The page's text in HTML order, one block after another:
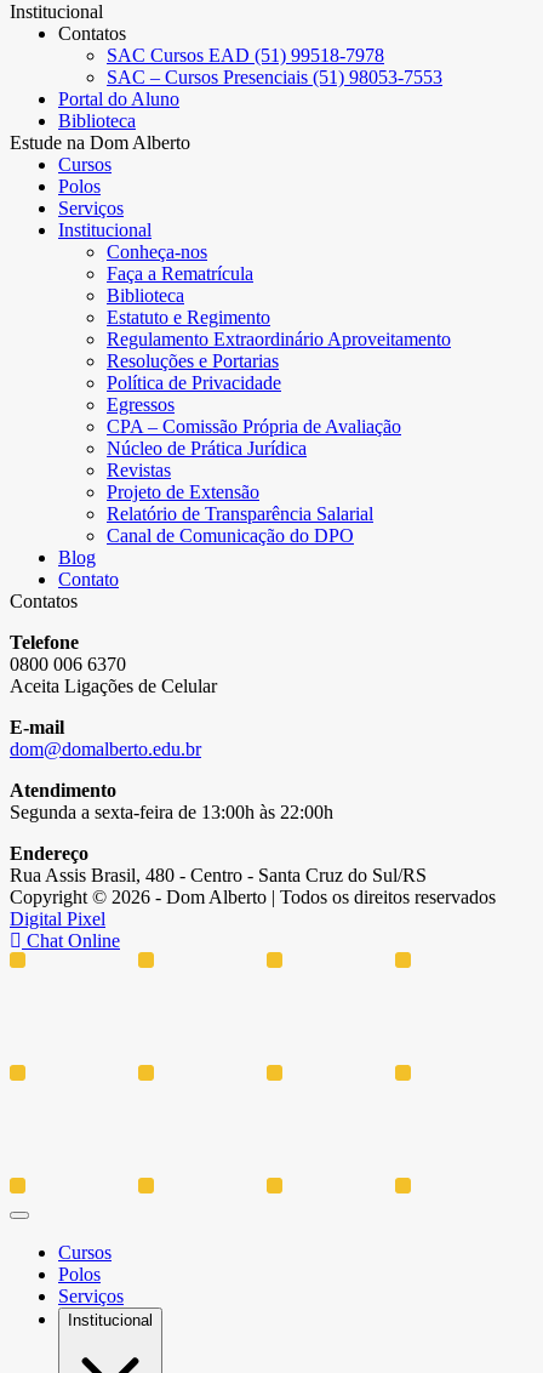
Institucional
Contatos
SAC Cursos EAD (51) 99518-7978
SAC – Cursos Presenciais (51) 98053-7553
Portal do Aluno
Biblioteca
Estude na Dom Alberto
Cursos
Polos
Serviços
Institucional
Conheça-nos
Faça a Rematrícula
Biblioteca
Estatuto e Regimento
Regulamento Extraordinário Aproveitamento
Resoluções e Portarias
Política de Privacidade
Egressos
CPA – Comissão Própria de Avaliação
Núcleo de Prática Jurídica
Revistas
Projeto de Extensão
Relatório de Transparência Salarial
Canal de Comunicação do DPO
Blog
Contato
Contatos
Telefone
0800 006 6370
Aceita Ligações de Celular
E-mail
dom@domalberto.edu.br
Atendimento
Segunda a sexta-feira de 13:00h às 22:00h
Endereço
Rua Assis Brasil, 480 - Centro - Santa Cruz do Sul/RS
Copyright © 2026 - Dom Alberto | Todos os direitos reservados
Digital Pixel
Chat Online
Cursos
Polos
Serviços
Institucional